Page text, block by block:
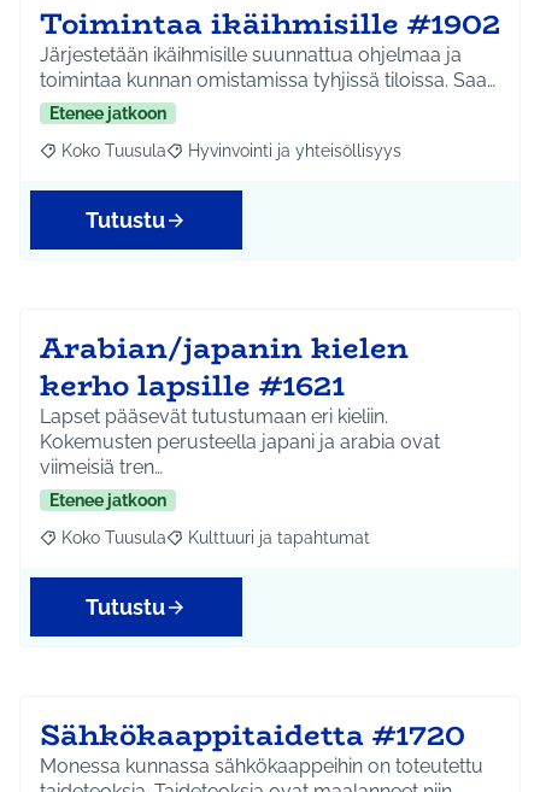
Toimintaa ikäihmisille #1902
Järjestetään ikäihmisille suunnattua ohjelmaa ja
toimintaa kunnan omistamissa tyhjissä tiloissa. Saa…
Etenee jatkoon
Rajaa tulokset aihepiirin mukaan: Koko Tuusula
Koko Tuusula Rajaa tulokset teeman mukaan: Hyvinvointi ja
Hyvinvointi ja yhteisöllisyys
Tutustu
Arabian/japanin kielen
kerho lapsille #1621
Lapset pääsevät tutustumaan eri kieliin.
Kokemusten perusteella japani ja arabia ovat
viimeisiä tren…
Etenee jatkoon
Rajaa tulokset aihepiirin mukaan: Koko Tuusula
Koko Tuusula Rajaa tulokset teeman mukaan: Kulttuuri ja
Kulttuuri ja tapahtumat
Tutustu
Sähkökaappitaidetta #1720
Monessa kunnassa sähkökaappeihin on toteutettu